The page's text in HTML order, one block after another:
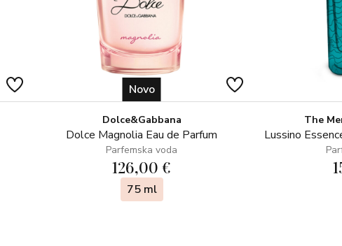
Novo
Dolce&Gabbana
Dolce Magnolia Eau de Parfum
Parfemska voda
126,00 €
75 ml
The
Lussino